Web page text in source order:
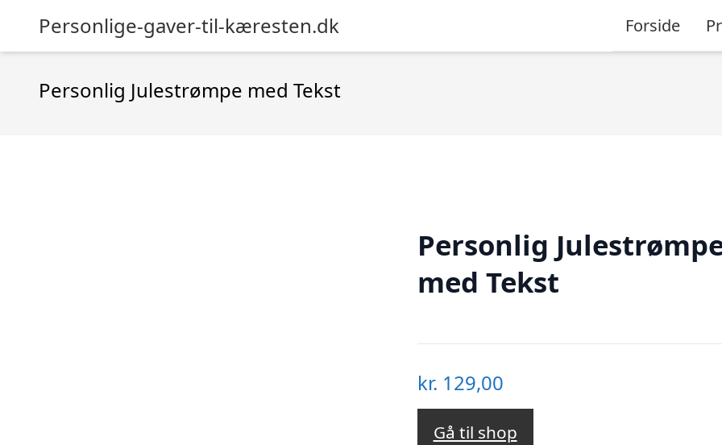
Personlige-gaver-til-kæresten.dk Forside
Personlig Julestrømpe med Tekst
Personlig
med Tekst
kr. 129,00
Gå til shop